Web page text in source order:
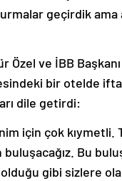
geçirdik
Özel ve İBB
bir otelde
dile getirdi:
için çok kıymetli.
Bu
gibi sizlere